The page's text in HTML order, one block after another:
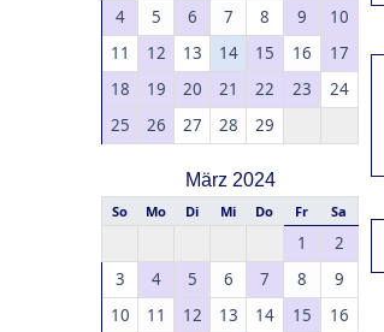
4
5 6 7 8 9
10
11
12 13 14 15 16
17
18
19 20 21 22 23
24
25
26 27 28 29
März 2024
So Mo Di Mi Do Fr Sa
1
2
3
4 5 6 7 8
9
10
11 12 13 14 15
16